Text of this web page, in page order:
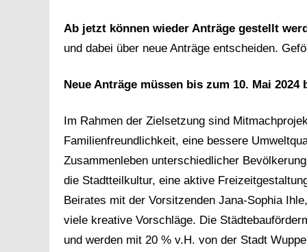
Ab jetzt können wieder Anträge gestellt
und dabei über neue Anträge entscheiden.
Neue Anträge müssen bis zum 10. Mai
Im Rahmen der Zielsetzung sind
Familienfreundlichkeit, eine bessere
Zusammenleben unterschiedlicher
die Stadtteilkultur, eine aktive
Beirates mit der Vorsitzenden Jana-Sophia
viele kreative Vorschläge. Die
und werden mit 20 % v.H. von der Stadt